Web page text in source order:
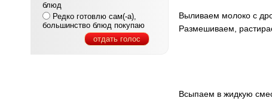
блюд
большинство блюд покупаю
отдать голос
Выливаем молоко с
Размешиваем,
Всыпаем в жидкую